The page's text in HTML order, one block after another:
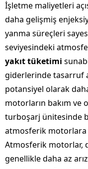
İşletme maliyetleri
daha gelişmiş
yanma süreçleri
seviyesindeki
yakıt tüketimi
giderlerinde tasarruf
potansiyel olarak
motorların bakım ve
turboşarj ünitesinde
atmosferik motorlara
Atmosferik motorlar,
genellikle daha az